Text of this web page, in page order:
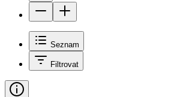
Seznam
Filtrovat